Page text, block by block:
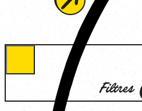
Filtres